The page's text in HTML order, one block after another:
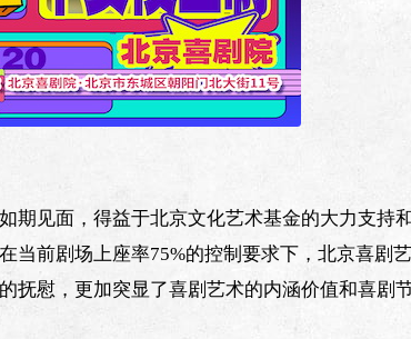
期见面，得益于北京文化艺术基金的大力支持
当前剧场上座率75%的控制要求下，北京喜剧
抚慰，更加突显了喜剧艺术的内涵价值和喜剧